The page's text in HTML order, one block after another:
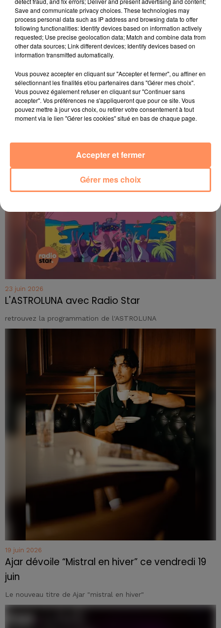
23 juin 2026
Les Sunset Live des Terrasses 2026
La programmation des Sunset Live des Terrasses est là
23 juin 2026
L'ASTROLUNA avec Radio Star
retrouvez la programmation de l'ASTROLUNA
19 juin 2026
Ajar dévoile “Mistral en hiver” ce vendredi 19
juin
Le nouveau titre de Ajar "mistral en hiver"
Save and communicate privacy choices. These technologies may
process personal data such as IP address and browsing data to offer
following functionalities: Identify devices based on information actively
requested; Use precise geolocation data; Match and combine data from
other data sources; Link different devices; Identify devices based on
information transmitted automatically.
Vous pouvez accepter en cliquant sur "Accepter et fermer", ou affiner en
sélectionnant les finalités et/ou partenaires dans "Gérer mes choix".
Vous pouvez également refuser en cliquant sur "Continuer sans
accepter". Vos préférences ne s'appliqueront que pour ce site. Vous
pouvez mettre à jour vos choix, ou retirer votre consentement à tout
moment via le lien "Gérer les cookies" situé en bas de chaque page.
Gérer mes choix
Accepter et fermer